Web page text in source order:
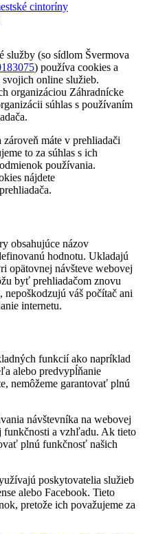
cintoríny
služby (so sídlom Švermova
) používa cookies a
online služieb.
organizáciou Záhradnícke
súhlas s používaním
máte v prehliadači
to za súhlas s ich
používania.
nájdete
obsahujúce názov
hodnotu. Ukladajú
opätovnej návšteve webovej
byť prehliadačom znovu
nepoškodzujú váš počítač ani
internetu.
funkcií ako napríklad
alebo predvypĺňanie
nemôžeme garantovať plnú
návštevníka na webovej
funkčnosti a vzhľadu. Ak tieto
plnú funkčnosť našich
poskytovatelia služieb
alebo Facebook. Tieto
pretože ich považujeme za